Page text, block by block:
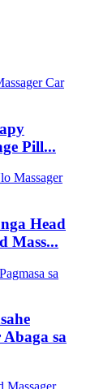
Pill...
Head
Mass...
Abaga sa